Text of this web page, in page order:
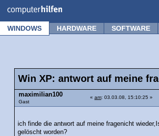
WINDOWS HARDWARE SOFTWARE
Win XP: antwort auf meine
maximilian100
Gast
« am: 03.03.08, 15:10:25 »
ich finde die antwort auf meine fragenicht
gelöscht worden?